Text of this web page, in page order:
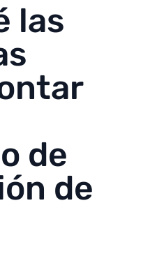
las
de
de